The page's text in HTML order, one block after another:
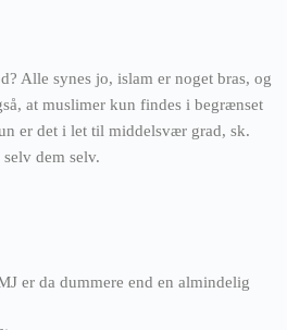
Alle synes jo, islam er noget bras, og
at muslimer kun findes i begrænset
er det i let til middelsvær grad, sk.
dem selv.
er da dummere end en almindelig